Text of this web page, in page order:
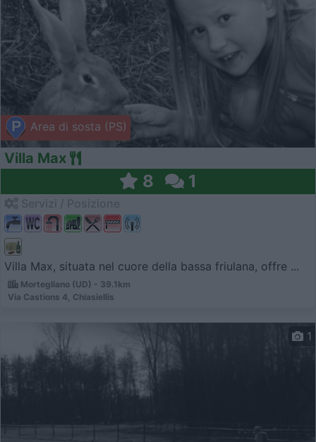
Area di sosta (PS)
Villa Max
8 1
Villa Max, situata nel cuore della bassa friulana, offre ...
Mortegliano (UD) - 39.1km
Via Castions 4, Chiasiellis
1